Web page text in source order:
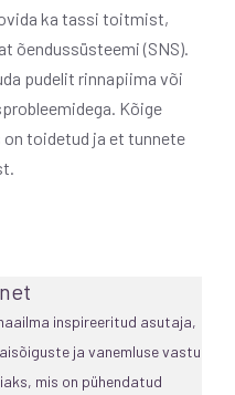
ka tassi toitmist,
õendussüsteemi (SNS).
pudelit rinnapiima või
Kõige
on toidetud ja et tunnete
inspireeritud asutaja,
ja vanemluse vastu
mis on pühendatud